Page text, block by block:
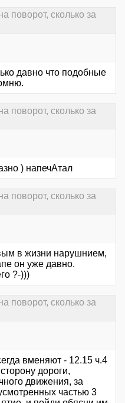
поворот, сколько за
давно что подобные
поворот, сколько за
) напечАтал
поворот, сколько за
в жизни нарушнием,
он уже давно.
?-)))
поворот, сколько за
вменяют - 12.15 ч.4
дороги,
движения, за
частью 3